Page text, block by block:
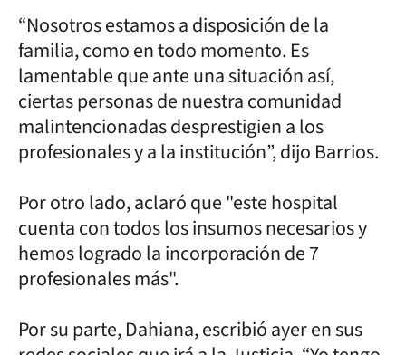
“Nosotros estamos a disposición de la
familia, como en todo momento. Es
lamentable que ante una situación así,
ciertas personas de nuestra comunidad
malintencionadas desprestigien a los
profesionales y a la institución”, dijo Barrios.
Por otro lado, aclaró que "este hospital
cuenta con todos los insumos necesarios y
hemos logrado la incorporación de 7
profesionales más".
Por su parte, Dahiana, escribió ayer en sus